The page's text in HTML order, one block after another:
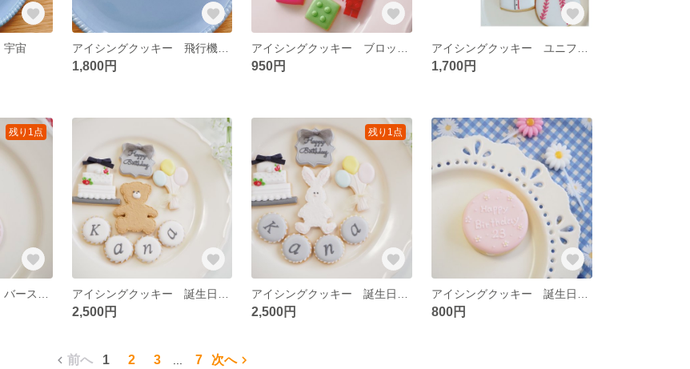
宇宙
1,800円 950円 1,700円
残り1点
2,500円
残り1点
2,500円 800円
前へ 1 2 3 7 次へ